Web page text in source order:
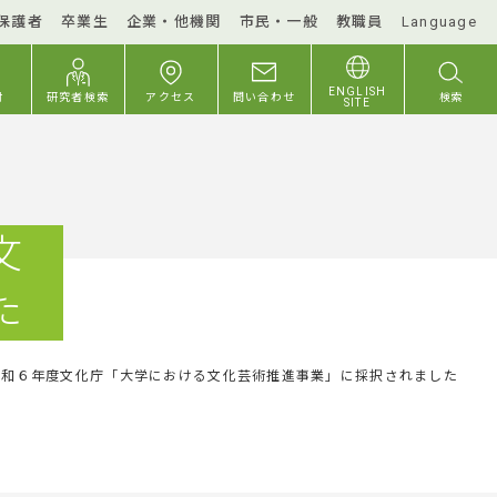
護者 卒業生 企業・他機関 市民・一般 教職員 Language
研究者検索 アクセス 問い合わせ
ENGLISH
SITE
検索
６年度文化庁「大学における文化芸術推進事業」に採択されました